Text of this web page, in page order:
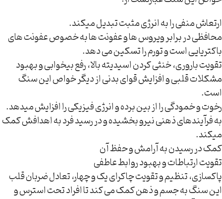
ارتعاش منفی را به انرژی مثبت تبدیل میکند.
محافظی در برابر ویروس ها و عفونت ها به خصوص عفونت های
باکتریایی است و تورم را تسکین می دهد.
تقویت باروری، خنثی کردن اسیدیته بالا، رفع بیخوابی و بهبود
مشکلات قلبی و افزایش قوای بدنی از دیگر خواص این سنگ
است.
رخوت و خمودگی را از بین برده و انرژی فیزیکی را افزایش میدهد.
به فرآیندهای ذهنی نیرو بخشیده و در رسید فرد به اهدافش کمک
میکند.
کمک در رسیدن به آرامش و حفظ آن
تقویت ارتباطات و بهبود روابط عاطفی
پاکسازی، تنظیم و تقویت چاکرای یک و چهار، تعادل ضربان قلب
این سنگ به جسم و ذهن کمک می کند تا افراد تحت استرس و